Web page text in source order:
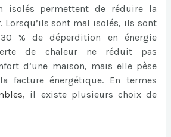
isolés permettent de réduire la
Lorsqu’ils sont mal isolés, ils sont
% de déperdition en énergie
de chaleur ne réduit pas
d’une maison, mais elle pèse
facture énergétique. En termes
, il existe plusieurs choix de